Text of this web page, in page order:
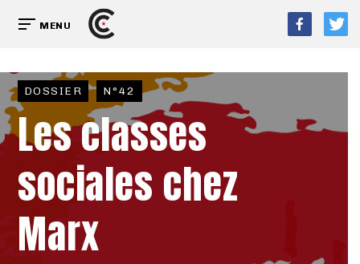
MENU
DOSSIER N°42
Les classes
sociales chez
Marx